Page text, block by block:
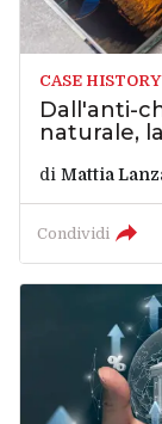
CASE HISTORY
Dall'anti-
naturale,
di Mattia
Condividi